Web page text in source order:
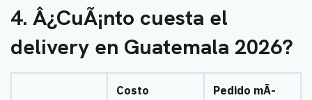
4. Â¿CuÃ¡nto cuesta el
delivery en Guatemala 2026?
Costo
Pedido mÃ­